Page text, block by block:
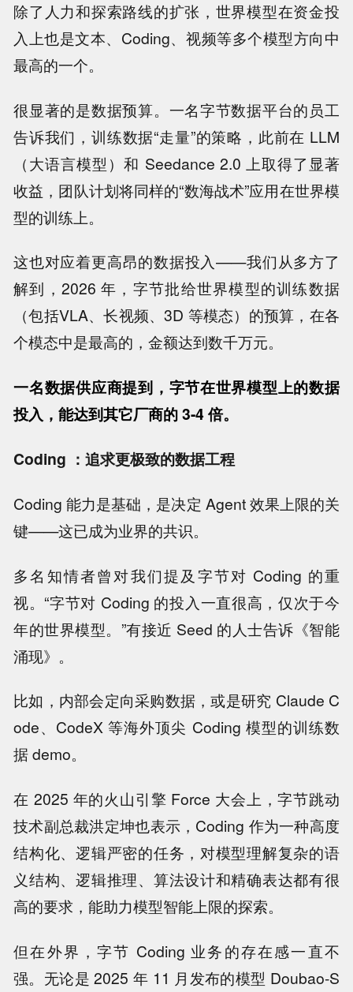
除了人力和探索路线的扩张，世界模型在资金投
入上也是文本、Coding、视频等多个模型方向中
最高的一个。
很显著的是数据预算。一名字节数据平台的员工
告诉我们，训练数据“走量”的策略，此前在 LLM
（大语言模型）和 Seedance 2.0 上取得了显著
收益，团队计划将同样的“数海战术”应用在世界模
型的训练上。
这也对应着更高昂的数据投入——我们从多方了
解到，2026 年，字节批给世界模型的训练数据
（包括VLA、长视频、3D 等模态）的预算，在各
个模态中是最高的，金额达到数千万元。
一名数据供应商提到，字节在世界模型上的数据
投入，能达到其它厂商的 3-4 倍。
Coding ：追求更极致的数据工程
Coding 能力是基础，是决定 Agent 效果上限的关
键——这已成为业界的共识。
多名知情者曾对我们提及字节对 Coding 的重
视。“字节对 Coding 的投入一直很高，仅次于今
年的世界模型。”有接近 Seed 的人士告诉《智能
涌现》。
比如，内部会定向采购数据，或是研究 Claude C
ode、CodeX 等海外顶尖 Coding 模型的训练数
据 demo。
在 2025 年的火山引擎 Force 大会上，字节跳动
技术副总裁洪定坤也表示，Coding 作为一种高度
结构化、逻辑严密的任务，对模型理解复杂的语
义结构、逻辑推理、算法设计和精确表达都有很
高的要求，能助力模型智能上限的探索。
但在外界，字节 Coding 业务的存在感一直不
强。无论是 2025 年 11 月发布的模型 Doubao-S